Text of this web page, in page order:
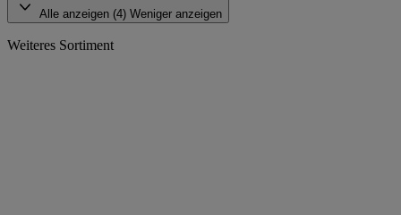
Alle anzeigen (4) Weniger anzeigen
Weiteres Sortiment